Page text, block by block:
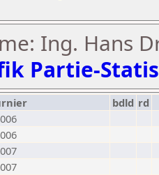
Ing. Hans
Partie-
bdld rd